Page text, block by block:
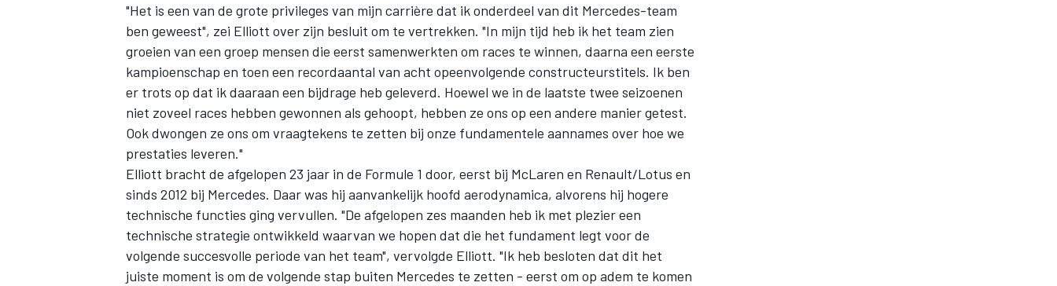
"Het is een van de grote privileges van mijn carrière dat ik onderdeel van dit Mercedes-team
ben geweest", zei Elliott over zijn besluit om te vertrekken. "In mijn tijd heb ik het team zien
groeien van een groep mensen die eerst samenwerkten om races te winnen, daarna een eerste
kampioenschap en toen een recordaantal van acht opeenvolgende constructeurstitels. Ik ben
er trots op dat ik daaraan een bijdrage heb geleverd. Hoewel we in de laatste twee seizoenen
niet zoveel races hebben gewonnen als gehoopt, hebben ze ons op een andere manier getest.
Ook dwongen ze ons om vraagtekens te zetten bij onze fundamentele aannames over hoe we
prestaties leveren."
Elliott bracht de afgelopen 23 jaar in de Formule 1 door, eerst bij McLaren en Renault/Lotus en
sinds 2012 bij Mercedes. Daar was hij aanvankelijk hoofd aerodynamica, alvorens hij hogere
technische functies ging vervullen. "De afgelopen zes maanden heb ik met plezier een
technische strategie ontwikkeld waarvan we hopen dat die het fundament legt voor de
volgende succesvolle periode van het team", vervolgde Elliott. "Ik heb besloten dat dit het
juiste moment is om de volgende stap buiten Mercedes te zetten - eerst om op adem te komen